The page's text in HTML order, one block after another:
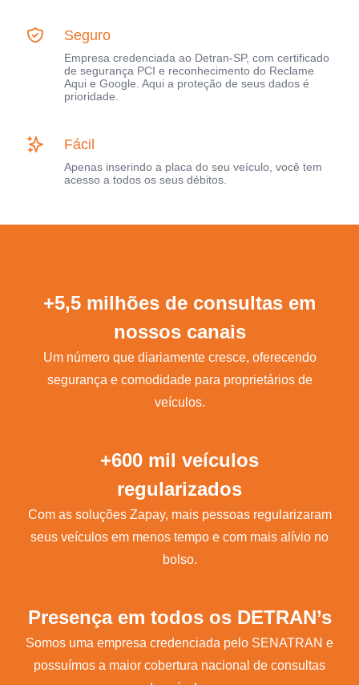
Seguro
Empresa credenciada ao Detran-SP, com certificado
de segurança PCI e reconhecimento do Reclame
Aqui e Google. Aqui a proteção de seus dados é
prioridade.
Fácil
Apenas inserindo a placa do seu veículo, você tem
acesso a todos os seus débitos.
+5,5 milhões de consultas em
nossos canais
Um número que diariamente cresce, oferecendo
segurança e comodidade para proprietários de
veículos.
+600 mil veículos
regularizados
Com as soluções Zapay, mais pessoas regularizaram
seus veículos em menos tempo e com mais alívio no
bolso.
Presença em todos os DETRAN’s
Somos uma empresa credenciada pelo SENATRAN e
possuímos a maior cobertura nacional de consultas